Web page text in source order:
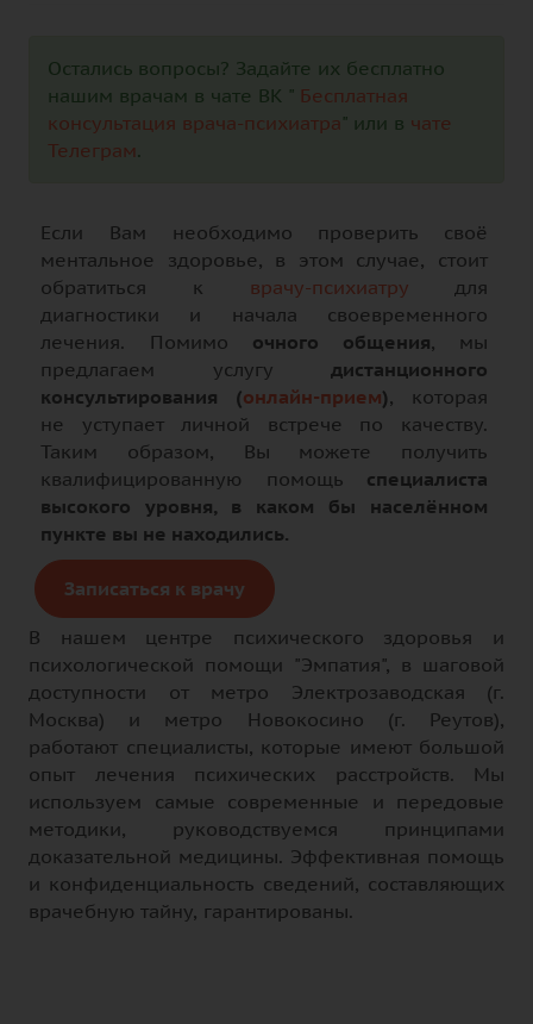
Остались вопросы? Задайте их бесплатно
нашим врачам в чате ВК " Бесплатная
консультация врача-психиатра" или в чате
Телеграм.
Если Вам необходимо проверить своё
ментальное здоровье, в этом случае, стоит
обратиться к врачу-психиатру для
диагностики и начала своевременного
лечения. Помимо очного общения, мы
предлагаем услугудистанционного
консультирования (онлайн-прием), которая
не уступает личной встрече по качеству.
Таким образом, Вы можете получить
квалифицированную помощь специалиста
высокого уровня, в каком бы населённом
пункте вы не находились.
Записаться к врачу
В нашем центре психического здоровья и
психологической помощи "Эмпатия", в шаговой
доступности от метро Электрозаводская (г.
Москва) и метро Новокосино (г. Реутов),
работают специалисты, которые имеют большой
опыт лечения психических расстройств. Мы
используем самые современные и передовые
методики, руководствуемся принципами
доказательной медицины. Эффективная помощь
и конфиденциальность сведений, составляющих
врачебную тайну, гарантированы.